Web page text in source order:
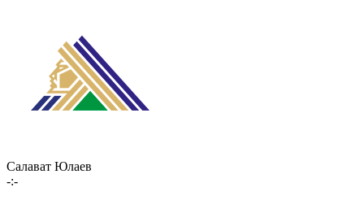
Салават Юлаев
-:-